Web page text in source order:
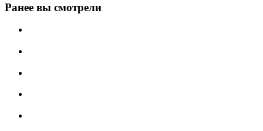
Ранее вы смотрели